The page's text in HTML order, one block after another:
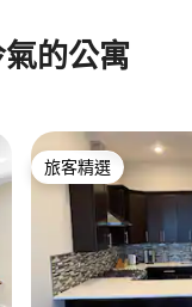
的公寓
旅客精選
旅客精選